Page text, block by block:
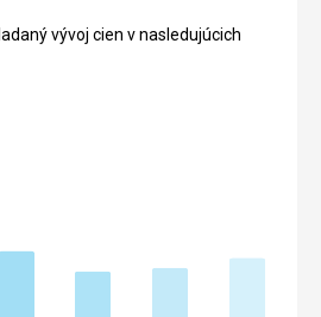
vývoj cien v nasledujúcich